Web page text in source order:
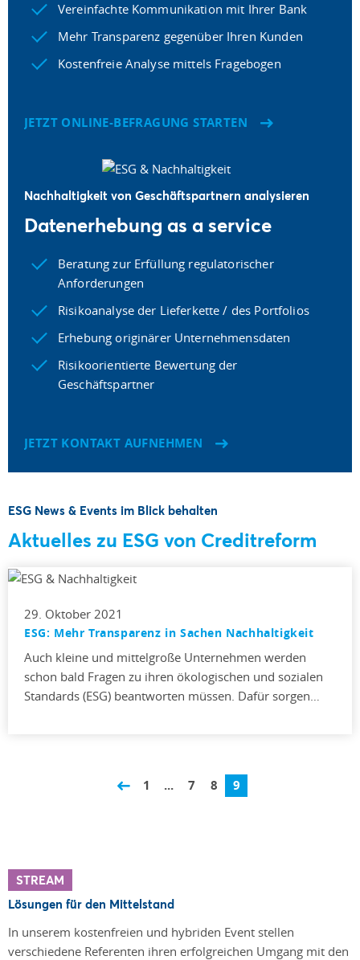
Vereinfachte Kommunikation mit Ihrer Bank
Mehr Transparenz gegenüber Ihren Kunden
Kostenfreie Analyse mittels Fragebogen
JETZT ONLINE-BEFRAGUNG STARTEN
Nachhaltigkeit von Geschäftspartnern analysieren
Datenerhebung as a service
Beratung zur Erfüllung regulatorischer
Anforderungen
Risikoanalyse der Lieferkette / des Portfolios
Erhebung originärer Unternehmensdaten
Risikoorientierte Bewertung der
Geschäftspartner
JETZT KONTAKT AUFNEHMEN
ESG News & Events im Blick behalten
Aktuelles zu ESG von Creditreform
29. Oktober 2021
ESG: Mehr Transparenz in Sachen Nachhaltigkeit
Auch kleine und mittelgroße Unternehmen werden
schon bald Fragen zu ihren ökologischen und sozialen
Standards (ESG) beantworten müssen. Dafür sorgen…
1 ... 7 8 9
STREAM
Lösungen für den Mittelstand
In unserem kostenfreien und hybriden Event stellen
verschiedene Referenten ihren erfolgreichen Umgang mit den